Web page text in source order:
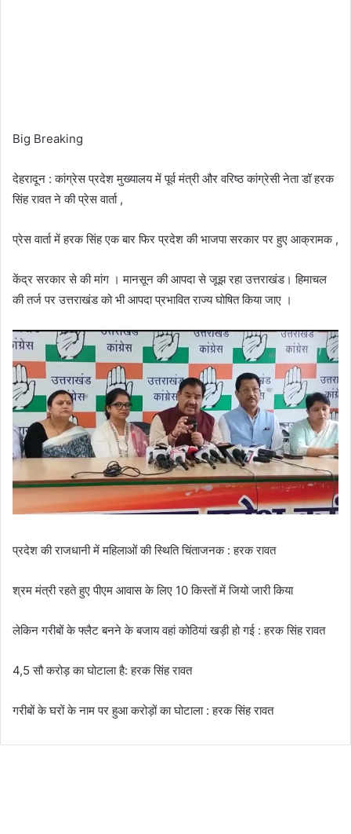
Big Breaking
देहरादून : कांग्रेस प्रदेश मुख्यालय में पूर्व मंत्री और वरिष्ठ कांग्रेसी नेता डॉ हरक
सिंह रावत ने की प्रेस वार्ता ,
प्रेस वार्ता में हरक सिंह एक बार फिर प्रदेश की भाजपा सरकार पर हुए आक्रामक ,
केंद्र सरकार से की मांग । मानसून की आपदा से जूझ रहा उत्तराखंड। हिमाचल
की तर्ज पर उत्तराखंड को भी आपदा प्रभावित राज्य घोषित किया जाए ।
प्रदेश की राजधानी में महिलाओं की स्थिति चिंताजनक : हरक रावत
श्रम मंत्री रहते हुए पीएम आवास के लिए 10 किस्तों में जियो जारी किया
लेकिन गरीबों के फ्लैट बनने के बजाय वहां कोठियां खड़ी हो गई : हरक सिंह रावत
4,5 सौ करोड़ का घोटाला है: हरक सिंह रावत
गरीबों के घरों के नाम पर हुआ करोड़ों का घोटाला : हरक सिंह रावत